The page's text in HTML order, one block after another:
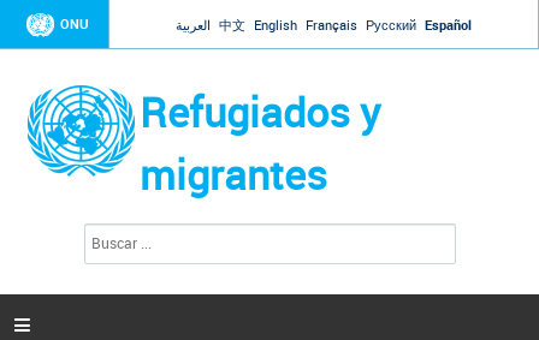
Jump to navigation
ONU العربية 中文 English Français Русский Español
Refugiados y
migrantes
s
